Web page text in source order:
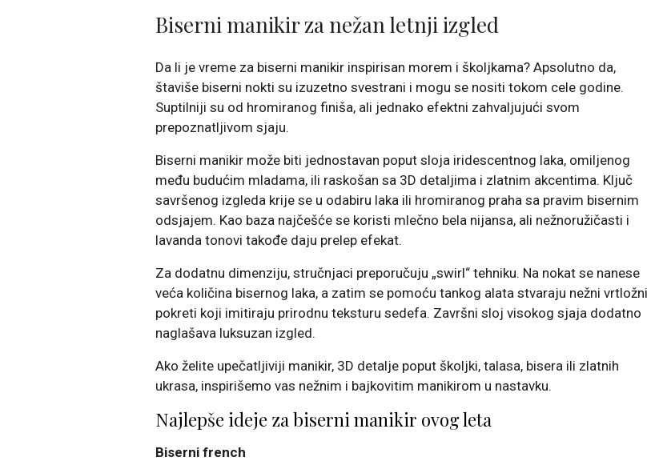
Biserni manikir za nežan letnji izgled
Da li je vreme za biserni manikir inspirisan morem i školjkama? Apsolutno da,
štaviše biserni nokti su izuzetno svestrani i mogu se nositi tokom cele godine.
Suptilniji su od hromiranog finiša, ali jednako efektni zahvaljujući svom
prepoznatljivom sjaju.
Biserni manikir može biti jednostavan poput sloja iridescentnog laka, omiljenog
među budućim mladama, ili raskošan sa 3D detaljima i zlatnim akcentima. Ključ
savršenog izgleda krije se u odabiru laka ili hromiranog praha sa pravim bisernim
odsjajem. Kao baza najčešće se koristi mlečno bela nijansa, ali nežnoružičasti i
lavanda tonovi takođe daju prelep efekat.
Za dodatnu dimenziju, stručnjaci preporučuju „swirl“ tehniku. Na nokat se nanese
veća količina bisernog laka, a zatim se pomoću tankog alata stvaraju nežni vrtložni
pokreti koji imitiraju prirodnu teksturu sedefa. Završni sloj visokog sjaja dodatno
naglašava luksuzan izgled.
Ako želite upečatljiviji manikir, 3D detalje poput školjki, talasa, bisera ili zlatnih
ukrasa, inspirišemo vas nežnim i bajkovitim manikirom u nastavku.
Najlepše ideje za biserni manikir ovog leta
Biserni french